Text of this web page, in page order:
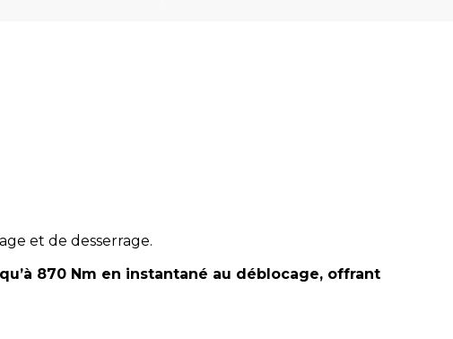
et de desserrage.
870 Nm en instantané au déblocage, offrant